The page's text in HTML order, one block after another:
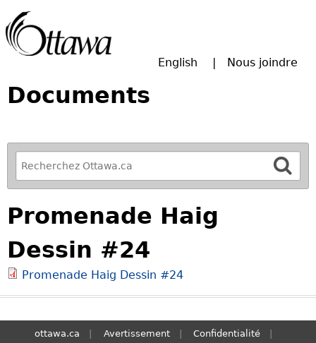
English Nous joindre
Documents
R
e
f
i
e
y
o
u
Promenade Haig
Dessin #24
Promenade Haig Dessin #24
ottawa.ca Avertissement
Confidentialité